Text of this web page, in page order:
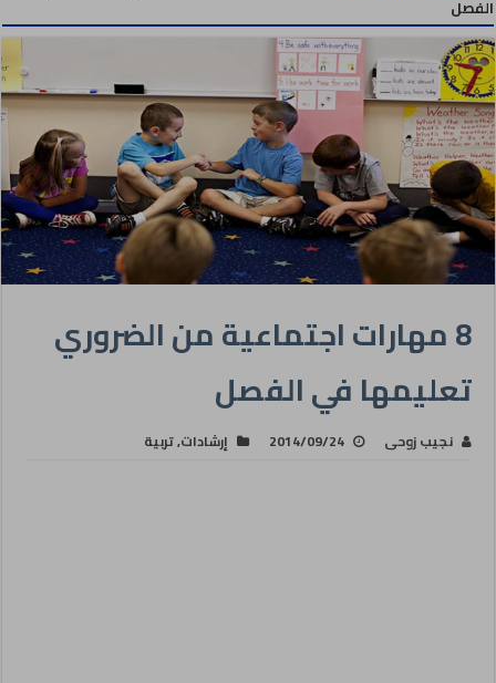
الفصل
8 مهارات اجتماعية من الضروري
تعليمها في الفصل
نجيب زوحى 2014/09/24 إرشادات,تربية